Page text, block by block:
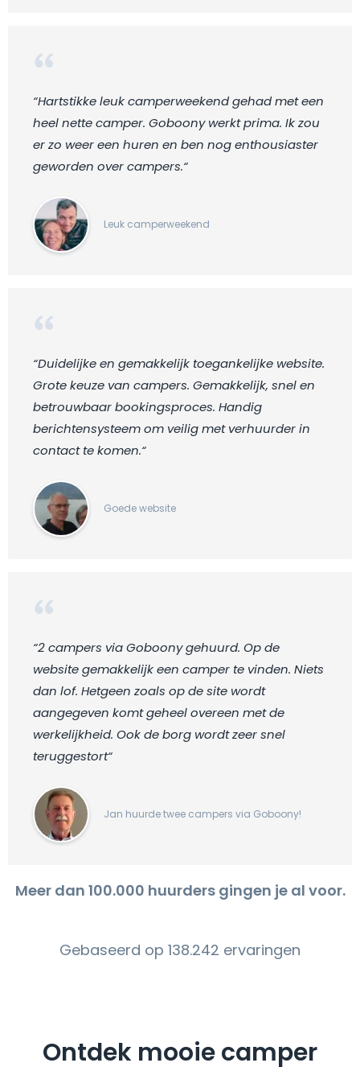
“Hartstikke leuk camperweekend gehad met een
heel nette camper. Goboony werkt prima. Ik zou
er zo weer een huren en ben nog enthousiaster
geworden over campers.“
Leuk camperweekend
“Duidelijke en gemakkelijk toegankelijke website.
Grote keuze van campers. Gemakkelijk, snel en
betrouwbaar bookingsproces. Handig
berichtensysteem om veilig met verhuurder in
contact te komen.“
Goede website
“2 campers via Goboony gehuurd. Op de
website gemakkelijk een camper te vinden. Niets
dan lof. Hetgeen zoals op de site wordt
aangegeven komt geheel overeen met de
werkelijkheid. Ook de borg wordt zeer snel
teruggestort“
Jan huurde twee campers via Goboony!
Meer dan 100.000 huurders gingen je al voor.
Gebaseerd op 138.242 ervaringen
Ontdek mooie camper